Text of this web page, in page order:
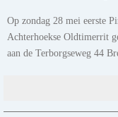
Op zondag 28 mei eerste
Achterhoekse Oldtimerrit
aan de Terborgseweg 44